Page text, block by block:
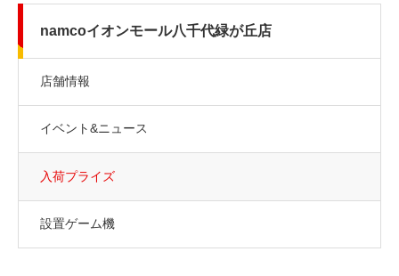
namcoイオンモール八千代緑が丘店
店舗情報
イベント&ニュース
入荷プライズ
設置ゲーム機